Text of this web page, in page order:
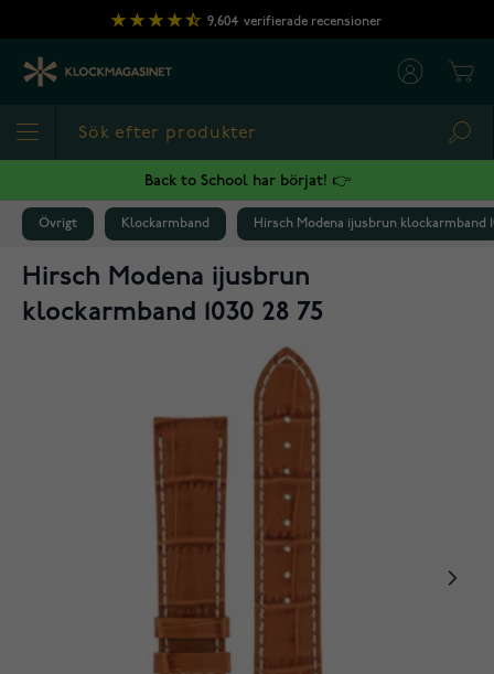
Hoppa till innehållet
9,604 verifierade recensioner
Back to School har börjat! 👉
Övrigt Klockarmband Hirsch Modena ijusbrun klockarmband
Hirsch Modena ijusbrun
klockarmband 1030 28 75